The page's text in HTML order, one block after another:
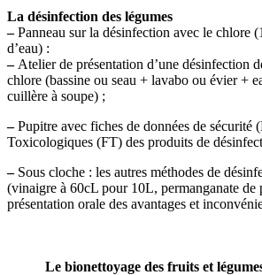
La désinfection des légumes
–Panneau sur la désinfection avec le chlore
d’eau) :
–Atelier de présentation d’une désinfection
chlore (bassine ou seau + lavabo ou évier +
cuillère à soupe) ;
–Pupitre avec fiches de données de sécurité
Toxicologiques (FT) des produits de
–Sous cloche : les autres méthodes de
(vinaigre à 60cL pour 10L, permanganate de
présentation orale des avantages et
Le bionettoyage des fruits et